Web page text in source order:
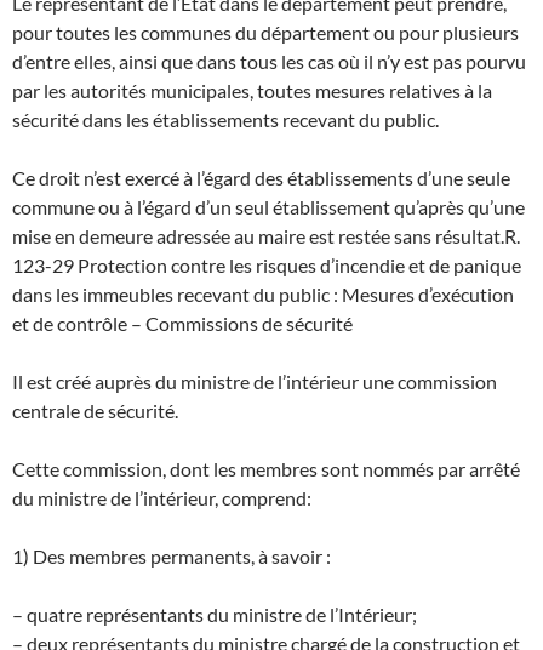
pour toutes les communes du département ou pour plusieurs
d’entre elles, ainsi que dans tous les cas où il n’y est pas pourvu
par les autorités municipales, toutes mesures relatives à la
sécurité dans les établissements recevant du public.
Ce droit n’est exercé à l’égard des établissements d’une seule
commune ou à l’égard d’un seul établissement qu’après qu’une
mise en demeure adressée au maire est restée sans résultat. R.
123-29 Protection contre les risques d’incendie et de panique
dans les immeubles recevant du public : Mesures d’exécution
et de contrôle – Commissions de sécurité
Il est créé auprès du ministre de l’intérieur une commission
centrale de sécurité.
Cette commission, dont les membres sont nommés par arrêté
du ministre de l’intérieur, comprend:
1) Des membres permanents, à savoir :
– quatre représentants du ministre de l’Intérieur;
– deux représentants du ministre chargé de la construction et